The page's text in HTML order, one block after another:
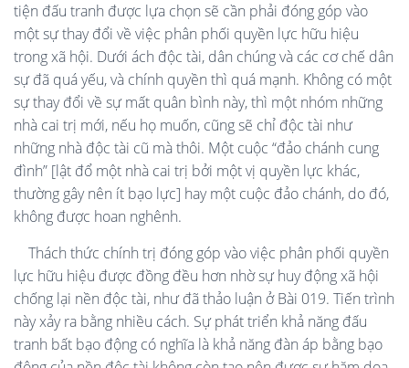
tiện đấu tranh được lựa chọn sẽ cần phải đóng góp vào
một sự thay đổi về việc phân phối quyền lực hữu hiệu
trong xã hội. Dưới ách độc tài, dân chúng và các cơ chế dân
sự đã quá yếu, và chính quyền thì quá mạnh. Không có một
sự thay đổi về sự mất quân bình này, thì một nhóm những
nhà cai trị mới, nếu họ muốn, cũng sẽ chỉ độc tài như
những nhà độc tài cũ mà thôi. Một cuộc “đảo chánh cung
đình” [lật đổ một nhà cai trị bởi một vị quyền lực khác,
thường gây nên ít bạo lực] hay một cuộc đảo chánh, do đó,
không được hoan nghênh.
Thách thức chính trị đóng góp vào việc phân phối quyền
lực hữu hiệu được đồng đều hơn nhờ sự huy động xã hội
chống lại nền độc tài, như đã thảo luận ở Bài 019. Tiến trình
này xảy ra bằng nhiều cách. Sự phát triển khả năng đấu
tranh bất bạo động có nghĩa là khả năng đàn áp bằng bạo